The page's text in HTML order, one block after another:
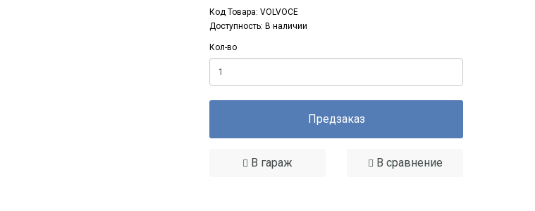
Код Товара: VOLVOCE
Доступность: В наличии
Кол-во
Предзаказ
В гараж В сравнение